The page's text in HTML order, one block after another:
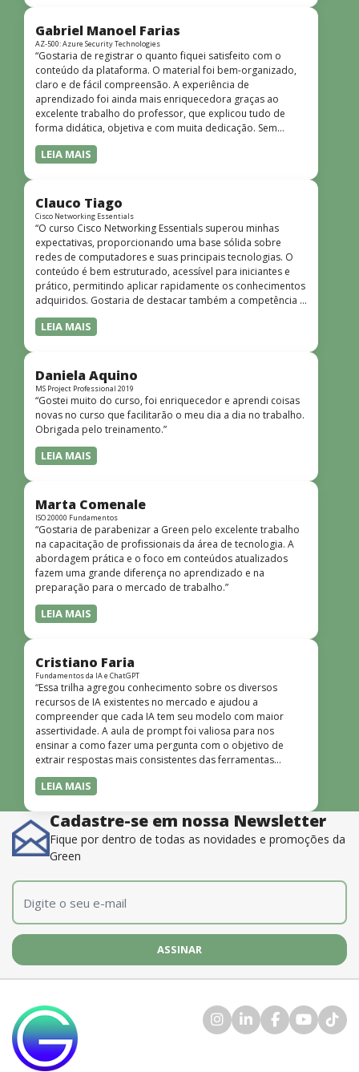
quem não tem uma bagagem técnica muito avançada.”
Gabriel Manoel Farias
AZ-500: Azure Security Technologies
“Gostaria de registrar o quanto fiquei satisfeito com o
conteúdo da plataforma. O material foi bem-organizado,
claro e de fácil compreensão. A experiência de
aprendizado foi ainda mais enriquecedora graças ao
excelente trabalho do professor, que explicou tudo de
forma didática, objetiva e com muita dedicação. Sem
dúvida, foi uma jornada de muito aprendizado!”
LEIA MAIS
Clauco Tiago
Cisco Networking Essentials
“O curso Cisco Networking Essentials superou minhas
expectativas, proporcionando uma base sólida sobre
redes de computadores e suas principais tecnologias. O
conteúdo é bem estruturado, acessível para iniciantes e
prático, permitindo aplicar rapidamente os conhecimentos
adquiridos. Gostaria de destacar também a competência e
o conhecimento técnico do instrutor Peterson, que
demonstrou total domínio do assunto e soube explicar
dinâmicas e envolventes. Recomendo o curso para todos
que desejam iniciar ou aprofundar seus conhecimentos em
redes!”
LEIA MAIS
Daniela Aquino
MS Project Professional 2019
“Gostei muito do curso, foi enriquecedor e aprendi coisas
novas no curso que facilitarão o meu dia a dia no trabalho.
Obrigada pelo treinamento.”
LEIA MAIS
Marta Comenale
ISO 20000 Fundamentos
“Gostaria de parabenizar a Green pelo excelente trabalho
na capacitação de profissionais da área de tecnologia. A
abordagem prática e o foco em conteúdos atualizados
fazem uma grande diferença no aprendizado e na
preparação para o mercado de trabalho.”
LEIA MAIS
Cristiano Faria
Fundamentos da IA e ChatGPT
“Essa trilha agregou conhecimento sobre os diversos
recursos de IA existentes no mercado e ajudou a
compreender que cada IA tem seu modelo com maior
assertividade. A aula de prompt foi valiosa para nos
ensinar a como fazer uma pergunta com o objetivo de
extrair respostas mais consistentes das ferramentas
disponíveis. O instrutor também é muito bom, além de
dominar o conteúdo, possui uma didática que incentiva o
LEIA MAIS
Cadastre-se em nossa Newsletter
Fique por dentro de todas as novidades e promoções da
Green
E-mail